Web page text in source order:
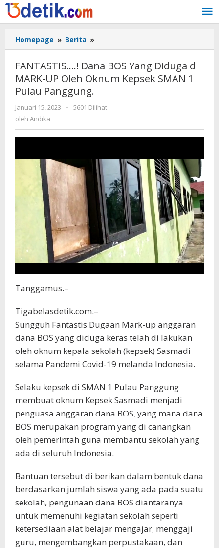
Lewati
ke
konten
Homepage » Berita »
Dana
Yang
Diduga
UP
Oknum
1
Pulau
Panggung.
FANTASTIS….! Dana BOS Yang Diduga di
MARK-UP Oleh Oknum Kepsek SMAN 1
Pulau Panggung.
Januari 15, 2023
oleh
-
5601 Dilihat
oleh Andika
Tanggamus.–
Tigabelasdetik.com.–
Sungguh Fantastis Dugaan Mark-up anggaran
dana BOS yang diduga keras telah di lakukan
oleh oknum kepala sekolah (kepsek) Sasmadi
selama Pandemi Covid-19 melanda Indonesia.
Selaku kepsek di SMAN 1 Pulau Panggung
membuat oknum Kepsek Sasmadi menjadi
penguasa anggaran dana BOS, yang mana dana
BOS merupakan program yang di canangkan
oleh pemerintah guna membantu sekolah yang
ada di seluruh Indonesia.
Bantuan tersebut di berikan dalam bentuk dana
berdasarkan jumlah siswa yang ada pada suatu
sekolah, pengunaan dana BOS diantaranya
untuk memenuhi kegiatan sekolah seperti
ketersediaan alat belajar mengajar, menggaji
guru, mengembangkan perpustakaan, dan